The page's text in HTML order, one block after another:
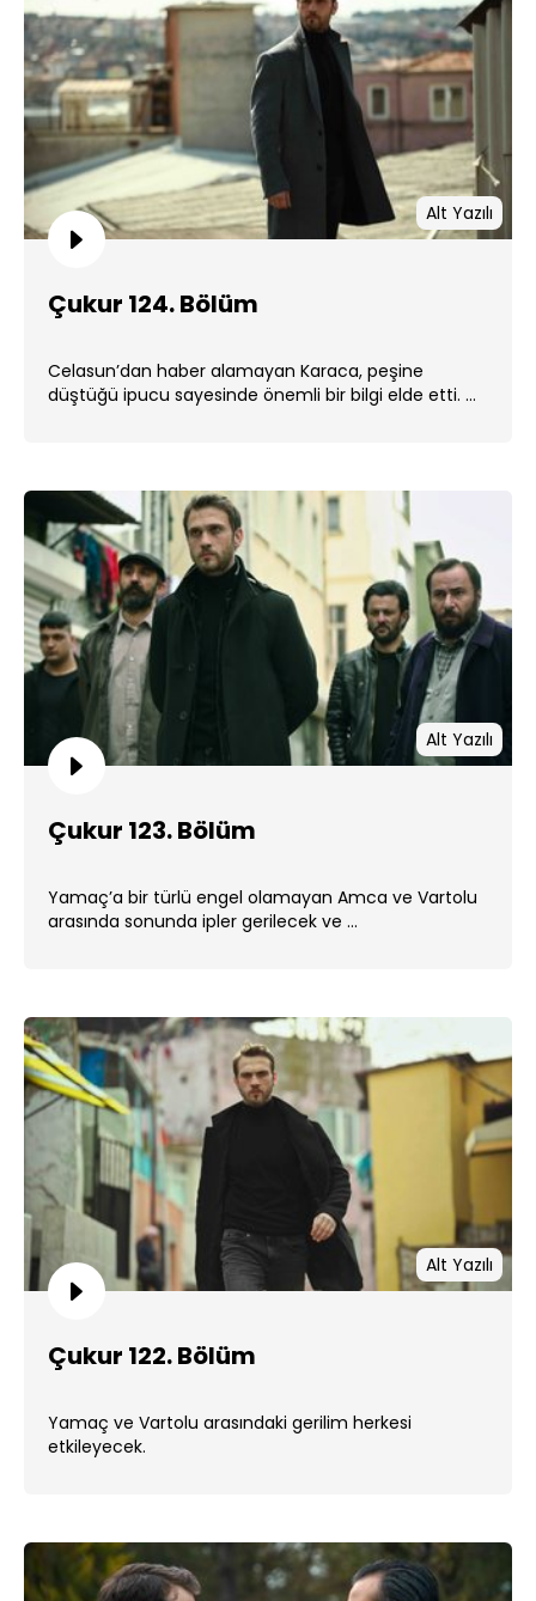
Alt Yazılı
Çukur 124. Bölüm
Celasun’dan haber alamayan Karaca, peşine
düştüğü ipucu sayesinde önemli bir bilgi elde etti. ...
Alt Yazılı
Çukur 123. Bölüm
Yamaç’a bir türlü engel olamayan Amca ve Vartolu
arasında sonunda ipler gerilecek ve ...
Alt Yazılı
Çukur 122. Bölüm
Yamaç ve Vartolu arasındaki gerilim herkesi
etkileyecek.